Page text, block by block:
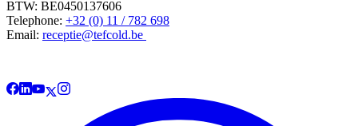
BTW: BE0450137606
Telephone: +32 (0) 11 / 782 698
Email: receptie@tefcold.be